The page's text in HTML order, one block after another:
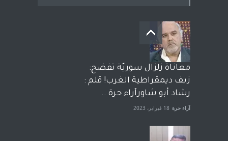
معاناة زلزال سوريّة تفضح:
زيف ديمقراطية الغرب! قلم :
رشاد أبو شاورآراء حرة ..
آراء حرة 18 فبراير، 2023